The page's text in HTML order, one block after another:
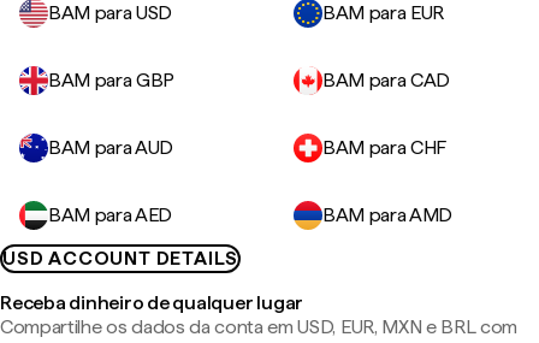
BAM para USD
BAM para EUR
BAM para GBP BAM para CAD
BAM para AUD BAM para CHF
BAM para AED
BAM para AMD
USD ACCOUNT DETAILS
Receba dinheiro de qualquer lugar
Compartilhe os dados da conta em USD, EUR, MXN e BRL com